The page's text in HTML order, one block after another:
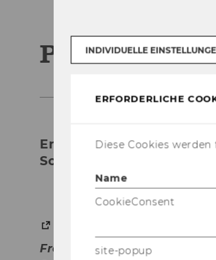
Empowering People –
Society
Front Office Department
INDIVIDUELLE
ERFORDERLICHE
Diese Cookies
Name
CookieConsent
site-popup